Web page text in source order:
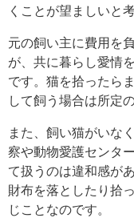
くことが望ましいと
元の飼い主に費用を
が、共に暮らし愛情
です。猫を拾ったら
して飼う場合は所定
また、飼い猫がいな
察や動物愛護センタ
て扱うのは違和感が
財布を落としたり拾
じことなのです。